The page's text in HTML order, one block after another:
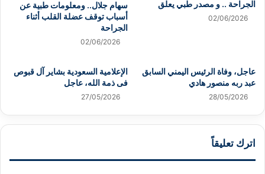
الجراحة .. و مصدر طبي يعلق
02/06/2026
سهام جلال.. ومعلومات طبية عن
أسباب توقف عضلة القلب أثناء
الجراحة
02/06/2026
عاجل، وفاة الرئيس اليمني السابق
عبد ربه منصور هادي
28/05/2026
الإعلامية السعودية بشاير آل قبوص
فى ذمة الله، عاجل
27/05/2026
اترك تعليقاً